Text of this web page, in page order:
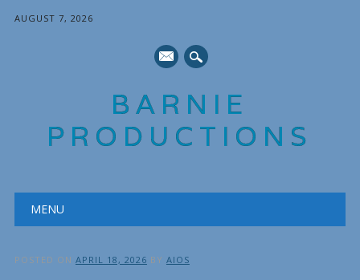
AUGUST 7, 2026
mail
BARNIE
PRODUCTIONS
Main menu
MENU
POSTED ON APRIL 18, 2026 BY AIOS